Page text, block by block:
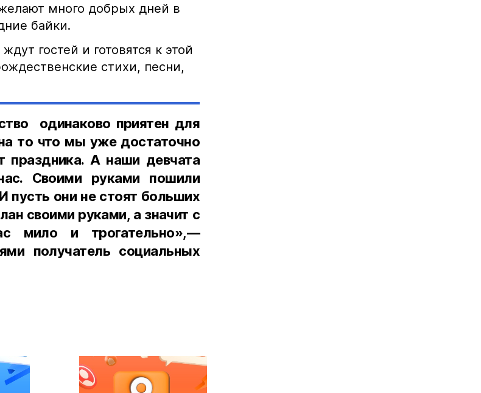
много добрых дней в
байки.
гостей и готовятся к этой
стихи, песни,
одинаково приятен для
то что мы уже достаточно
праздника. А наши девчата
Своими руками пошили
пусть они не стоят больших
своими руками, а значит с
мило и трогательно»,—
получатель социальных